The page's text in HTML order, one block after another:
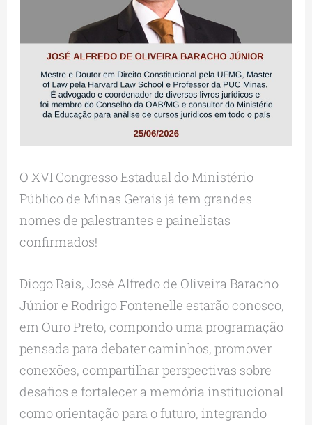
O XVI Congresso Estadual do Ministério
Público de Minas Gerais já tem grandes
nomes de palestrantes e painelistas
confirmados!
Diogo Rais, José Alfredo de Oliveira Baracho
Júnior e Rodrigo Fontenelle estarão conosco,
em Ouro Preto, compondo uma programação
pensada para debater caminhos, promover
conexões, compartilhar perspectivas sobre
desafios e fortalecer a memória institucional
como orientação para o futuro, integrando